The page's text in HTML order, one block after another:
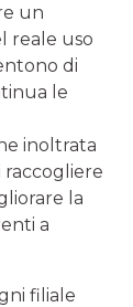
un
reale uso
di
le
inoltrata
raccogliere
la
a
filiale